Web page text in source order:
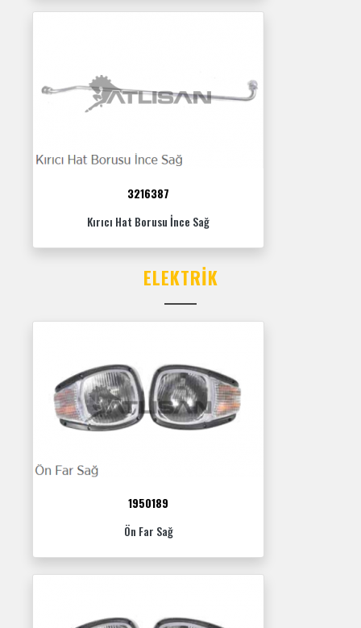
3216387
Kırıcı Hat Borusu İnce Sağ
ELEKTRIK
1950189
Ön Far Sağ